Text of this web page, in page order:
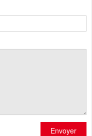
Envoyer